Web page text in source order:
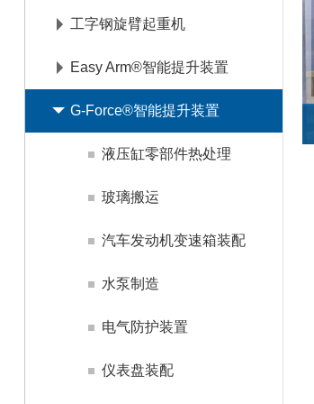
联系我们
工字钢旋臂起重机
Easy Arm®智能提升装置
G-Force®智能提升装置
液压缸零部件热处理
玻璃搬运
汽车发动机变速箱装配
水泵制造
电气防护装置
仪表盘装配